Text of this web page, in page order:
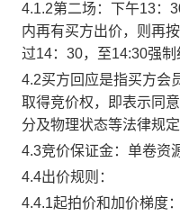
4.1.2第二场：下午13：
内再有买方出价，则再
过14：30，至14:30强制
4.2买方回应是指买方会
取得竞价权，即表示同
分及物理状态等法律规
4.3竞价保证金：单卷资
4.4出价规则：
4.4.1起拍价和加价梯度